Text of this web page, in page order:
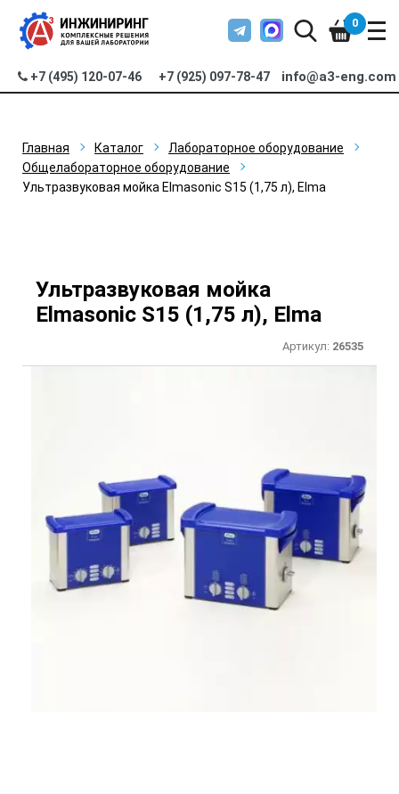
+7 (495) 120-07-46 +7 (925) 097-78-47 info@a3-eng.com
0
Главная Каталог
Лабораторное оборудование
Общелабораторное оборудование
Ультразвуковая мойка Elmasonic S15 (1,75 л), Elma
Ультразвуковая мойка
Elmasonic S15 (1,75 л), Elma
Артикул: 26535